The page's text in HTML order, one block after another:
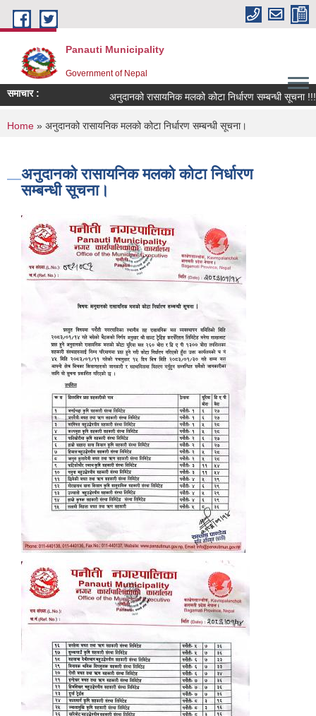
Skip to main content
Panauti Municipality
Government of Nepal
समाचार : अनुदानको रासायनिक मलको कोटा निर्धारण सम्बन्धी सूचना !!!
You are here
Home » अनुदानको रासायनिक मलको कोटा निर्धारण सम्बन्धी सूचना।
अनुदानको रासायनिक मलको कोटा निर्धारण
सम्बन्धी सूचना।